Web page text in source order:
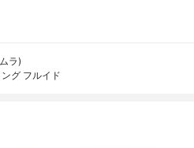
ラ)
グ フルイド